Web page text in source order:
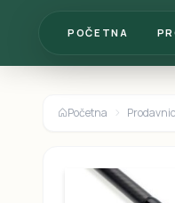
POČETNA
Početna